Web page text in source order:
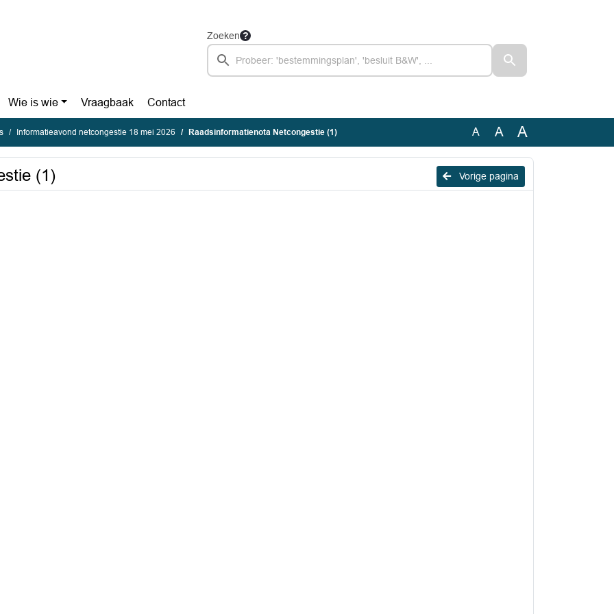
Zoeken
Wie is wie Vraagbaak Contact
Informatieavond netcongestie 18 mei 2026 Raadsinformatienota Netcongestie (1) A A A
Vorige pagina
(1)